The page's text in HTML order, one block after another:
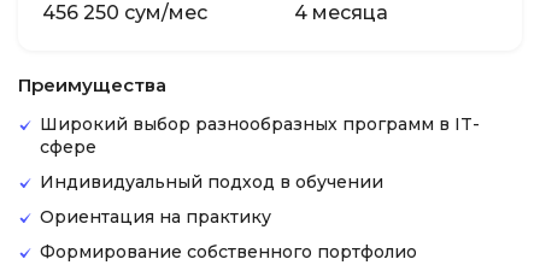
456 250 сум/мес 4 месяца
Преимущества
Широкий выбор разнообразных программ в IT-
сфере
Индивидуальный подход в обучении
Ориентация на практику
Формирование собственного портфолио